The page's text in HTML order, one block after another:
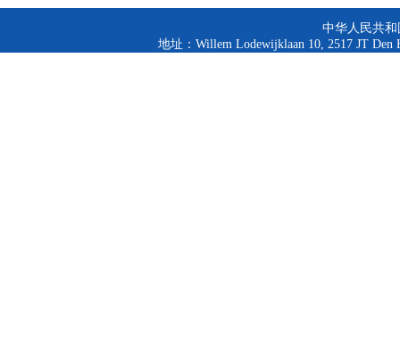
中华人民共
地址：Willem Lodewijklaan 10, 2517 JT Den